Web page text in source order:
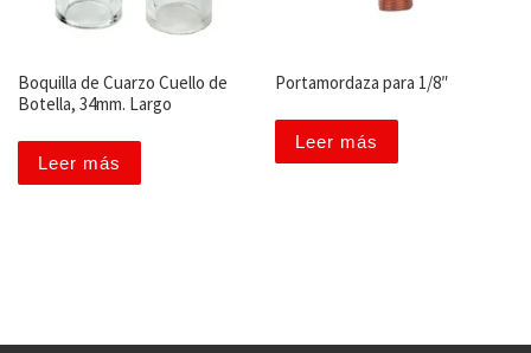
Boquilla de Cuarzo Cuello de
Botella, 34mm. Largo
Leer más
Portamordaza para 1/8″
Leer más